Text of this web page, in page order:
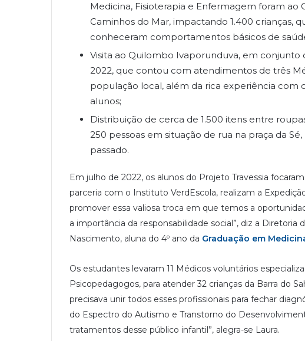
Medicina, Fisioterapia e Enfermagem foram ao
Caminhos do Mar, impactando 1.400 crianças,
conheceram comportamentos básicos de
Visita ao Quilombo Ivaporunduva, em conjunto
2022, que contou com atendimentos de três
população local, além da rica experiência
alunos;
Distribuição de cerca de 1.500 itens entre
250 pessoas em situação de rua na praça da
passado.
Em julho de 2022, os alunos do Projeto Travessia
parceria com o Instituto VerdEscola, realizam a
promover essa valiosa troca em que temos a
a importância da responsabilidade social”, diz a Diretoria
Nascimento, aluna do 4º ano da Graduação em
Os estudantes levaram 11 Médicos voluntários
Psicopedagogos, para atender 32 crianças da Barra do
precisava unir todos esses profissionais para fechar
do Espectro do Autismo e Transtorno do
tratamentos desse público infantil”, alegra-se Laura.